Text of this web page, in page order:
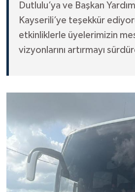
Dutlulu’ya ve Başkan
Kayserili’ye teşekkür
etkinliklerle üyelerimizin
vizyonlarını artırmayı